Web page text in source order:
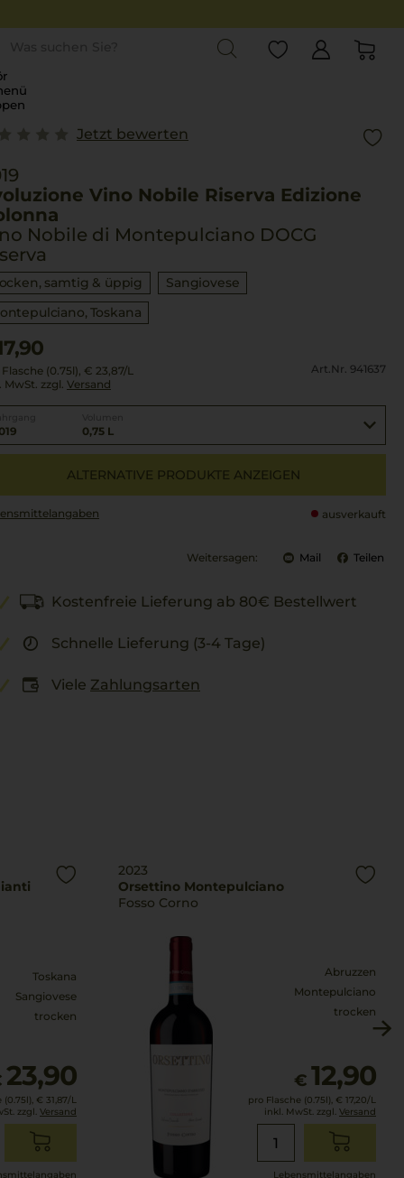
Jetzt bewerten
Vino Nobile Riserva Edizione
Nobile di Montepulciano DOCG
samtig & üppig
Sangiovese
Toskana
(0.75l), € 23,87/L
MwSt. zzgl. Versand
Art.Nr. 941637
0,75 L
ALTERNATIVE PRODUKTE ANZEIGEN
ausverkauft
Weitersagen: Mail Teilen
Kostenfreie Lieferung ab 80€ Bestellwert
Schnelle Lieferung (3-4 Tage)
Viele Zahlungsarten
Toskana
Sangiovese
trocken
23,90
(0.75l), € 31,87/L
zzgl. Versand
2023
Orsettino Montepulciano
Fosso Corno
Abruzzen
Montepulciano
trocken
€ 12,90
pro Flasche (0.75l), € 17,20/L
inkl. MwSt. zzgl. Versand
Lebensmittel­angaben